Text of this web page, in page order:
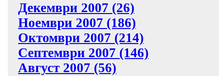
Декември 2007 (26)
Ноември 2007 (186)
Октомври 2007 (214)
Септември 2007 (146)
Август 2007 (56)